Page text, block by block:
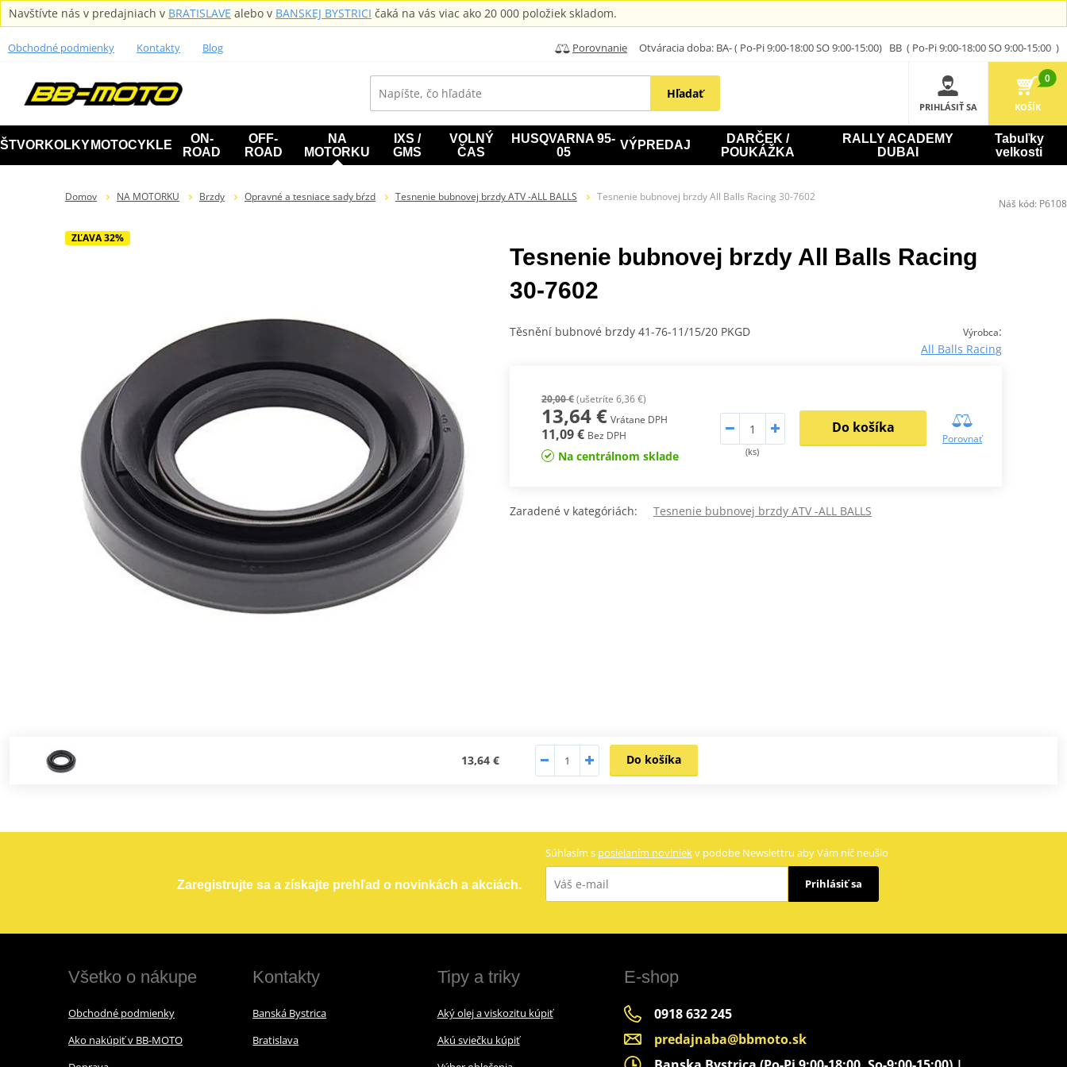
Navštívte nás v predajniach v BRATISLAVE alebo v BANSKEJ BYSTRICI čaká na vás viac ako 20 000 položiek skladom.
Obchodné podmienky Kontakty Blog Porovnanie Otváracia doba: BA- ( Po-Pi 9:00-18:00 SO 9:00-15:00) BB ( Po-Pi 9:00-18:00 SO 9:00-15:00 )
Hľadať
PRIHLÁSIŤ SA
0
KOŠÍK
ŠTVORKOLKY MOTOCYKLE
ON-
ROAD
OFF-
ROAD
NA
MOTORKU
IXS /
GMS
VOLNÝ
ČAS
HUSQVARNA 95-
05
VÝPREDAJ
DARČEK /
POUKÁŽKA
RALLY ACADEMY
DUBAI
Tabuľky
velkosti
Domov NA MOTORKU Brzdy Opravné a tesniace sady bŕzd Tesnenie bubnovej brzdy ATV -ALL BALLS Tesnenie bubnovej brzdy All Balls Racing 30-7602
ZĽAVA 32%
Tesnenie bubnovej brzdy All Balls Racing
30-7602
Výrobca:
All Balls Racing
Těsnění bubnové brzdy 41-76-11/15/20 PKGD
20,00 €(ušetríte 6,36 €)
13,64 € Vrátane DPH
11,09 € Bez DPH
Na centrálnom sklade (ks)
Do košíka
Porovnať
Zaradené v kategóriách: Tesnenie bubnovej brzdy ATV -ALL BALLS
13,64 € Do košíka
Náš kód: P6108
Zaregistrujte sa a získajte prehľad o novinkách a akciách.
Súhlasím s posielaním noviniekv podobe Newslettru aby Vám nič neušlo
Prihlásiť sa
Všetko o nákupe
Obchodné podmienky
Ako nakúpiť v BB-MOTO
Kontakty
Banská Bystrica
Bratislava
Tipy a triky
Aký olej a viskozitu kúpiť
Akú sviečku kúpiť
E-shop
0918 632 245
predajnaba@bbmoto.sk